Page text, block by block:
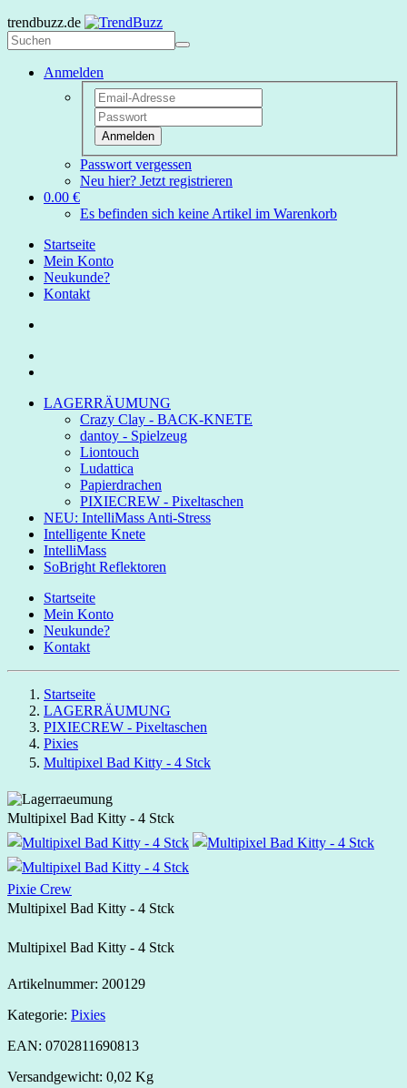
trendbuzz.de
Anmelden
Anmelden
Passwort vergessen
Neu hier? Jetzt registrieren
0.00 €
Es befinden sich keine Artikel im Warenkorb
Startseite
Mein Konto
Neukunde?
Kontakt
LAGERRÄUMUNG
Crazy Clay - BACK-KNETE
dantoy - Spielzeug
Liontouch
Ludattica
Papierdrachen
PIXIECREW - Pixeltaschen
NEU: IntelliMass Anti-Stress
Intelligente Knete
IntelliMass
SoBright Reflektoren
Startseite
Mein Konto
Neukunde?
Kontakt
Startseite
LAGERRÄUMUNG
PIXIECREW - Pixeltaschen
Pixies
Multipixel Bad Kitty - 4 Stck
Multipixel Bad Kitty - 4 Stck
Pixie Crew
Multipixel Bad Kitty - 4 Stck
Multipixel Bad Kitty - 4 Stck
Artikelnummer: 200129
Kategorie: Pixies
EAN: 0702811690813
Versandgewicht: 0,02 Kg